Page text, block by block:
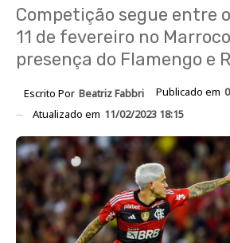
Competição segue entre
11 de fevereiro no
presença do Flamengo e
Escrito Por Beatriz Fabbri Publicado em
Atualizado em 11/02/2023 18:15